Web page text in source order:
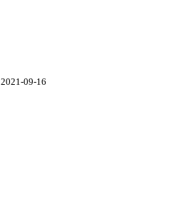
2021-09-16